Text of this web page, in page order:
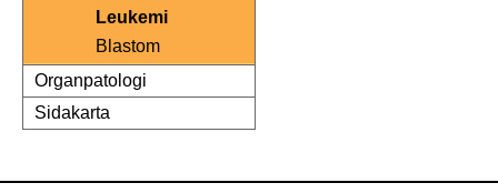
Leukemi
Blastom
Organpatologi
Sidakarta